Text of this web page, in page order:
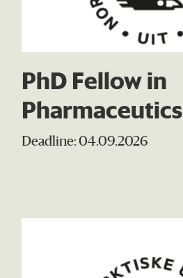
PhD Fellow in
Pharmaceutics
Deadline: 04.09.2026